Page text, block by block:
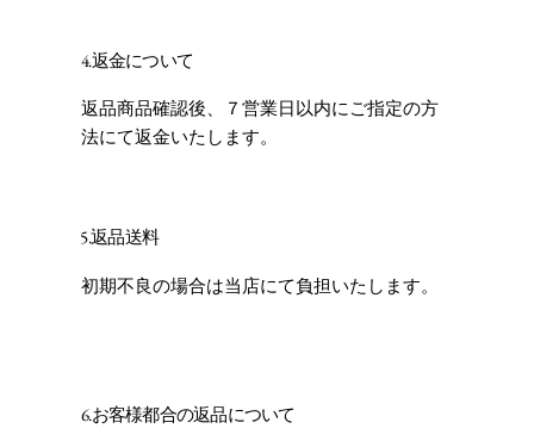
4.返金について
返品商品確認後、７営業日以内にご指定の方
法にて返金いたします。
5.返品送料
初期不良の場合は当店にて負担いたします。
6.お客様都合の返品について